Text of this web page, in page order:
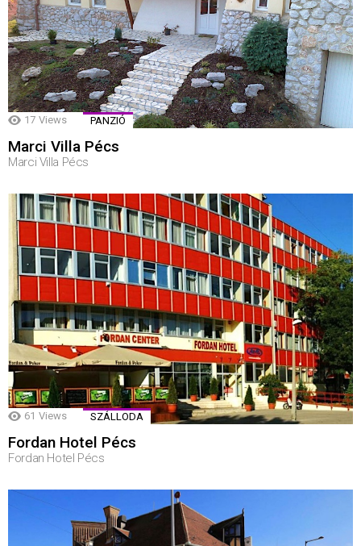
17 Views PANZIÓ
Marci Villa Pécs
Marci Villa Pécs
61 Views SZÁLLODA
Fordan Hotel Pécs
Fordan Hotel Pécs